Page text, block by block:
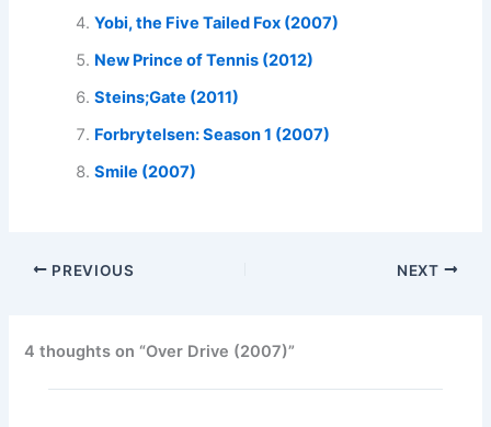
Yobi, the Five Tailed Fox (2007)
New Prince of Tennis (2012)
Steins;Gate (2011)
Forbrytelsen: Season 1 (2007)
Smile (2007)
PREVIOUS NEXT
4 thoughts on “Over Drive (2007)”